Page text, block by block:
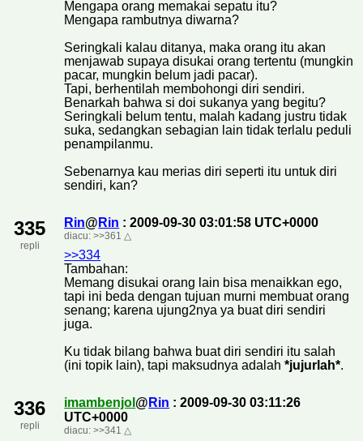
Mengapa orang memakai sepatu itu?
Mengapa rambutnya diwarna?
Seringkali kalau ditanya, maka orang itu akan
menjawab supaya disukai orang tertentu (mungkin
pacar, mungkin belum jadi pacar).
Tapi, berhentilah membohongi diri sendiri.
Benarkah bahwa si doi sukanya yang begitu?
Seringkali belum tentu, malah kadang justru tidak
suka, sedangkan sebagian lain tidak terlalu peduli
penampilanmu.
Sebenarnya kau merias diri seperti itu untuk diri
sendiri, kan?
335
repli
Rin@ Rin : 2009-09-30 03:01:58 UTC+0000
diacu:>>361 △
>>334
Tambahan:
Memang disukai orang lain bisa menaikkan ego,
tapi ini beda dengan tujuan murni membuat orang
senang; karena ujung2nya ya buat diri sendiri
juga.
Ku tidak bilang bahwa buat diri sendiri itu salah
(ini topik lain), tapi maksudnya adalah*jujurlah*.
336
repli
imambenjol @ Rin : 2009-09-30 03:11:26
UTC+0000
diacu:>>341 △